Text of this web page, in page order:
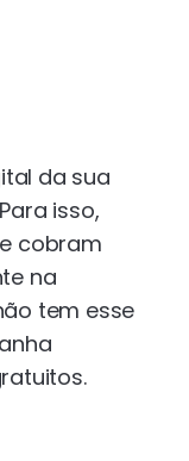
da sua
isso,
cobram
na
tem esse